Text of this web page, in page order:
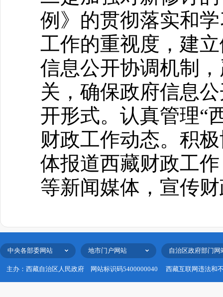
例》的贯彻落实和
工作的重视度，建
信息公开协调机制
关，确保政府信息
开形式。认真管理“
财政工作动态。积
体报道西藏财政工
等新闻媒体，宣传
中央各部委网站 地市门户网站 自治区政府部门网
主办：西藏自治区人民政府 网站标识码5400000040 西藏互联网违法和